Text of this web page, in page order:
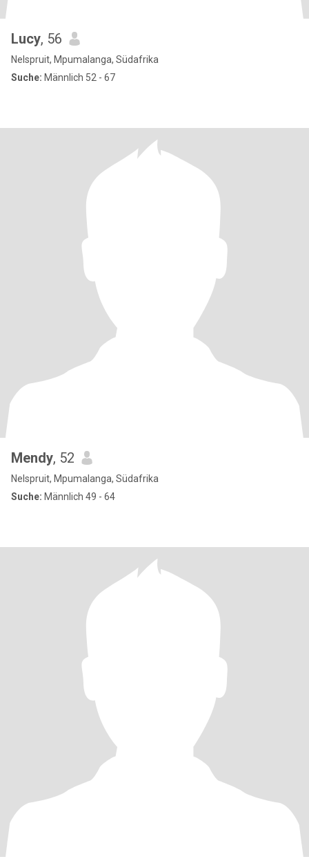
Lucy, 56
Nelspruit, Mpumalanga, Südafrika
Suche: Männlich 52 - 67
Mendy, 52
Nelspruit, Mpumalanga, Südafrika
Suche: Männlich 49 - 64